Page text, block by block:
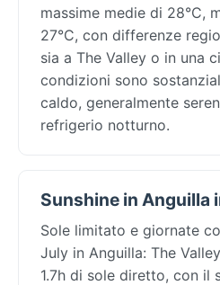
massime medie di 28°C,
27°C, con differenze
sia a The Valley o in una
condizioni sono
caldo, generalmente
refrigerio notturno.
Sunshine in Anguilla
Sole limitato e giornate
July in Anguilla: The
1.7h di sole diretto, con il